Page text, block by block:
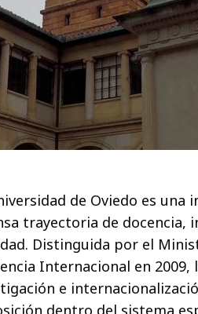
de Oviedo es una
trayectoria de docencia,
Distinguida por el
Internacional en
e
dentro del sistema